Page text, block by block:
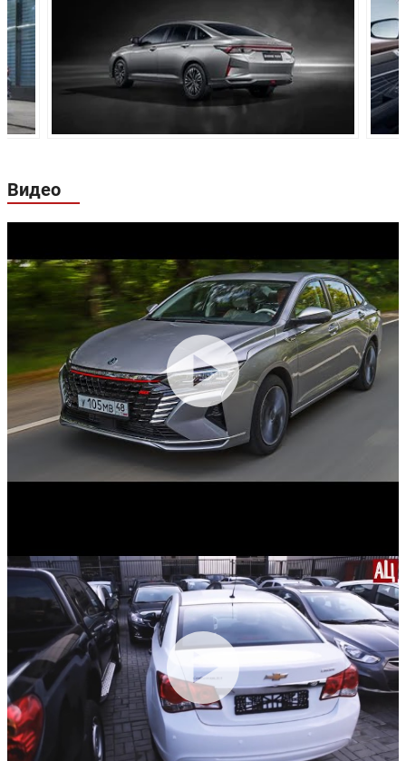
Задние тормоза:
Производство: Китай
Видео